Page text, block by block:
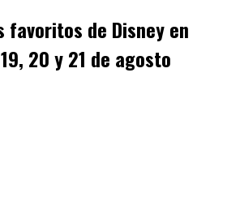
favoritos de Disney en
20 y 21 de agosto